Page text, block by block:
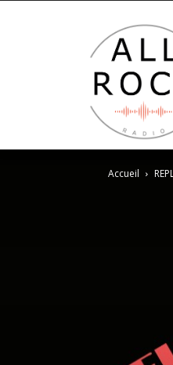
Accueil